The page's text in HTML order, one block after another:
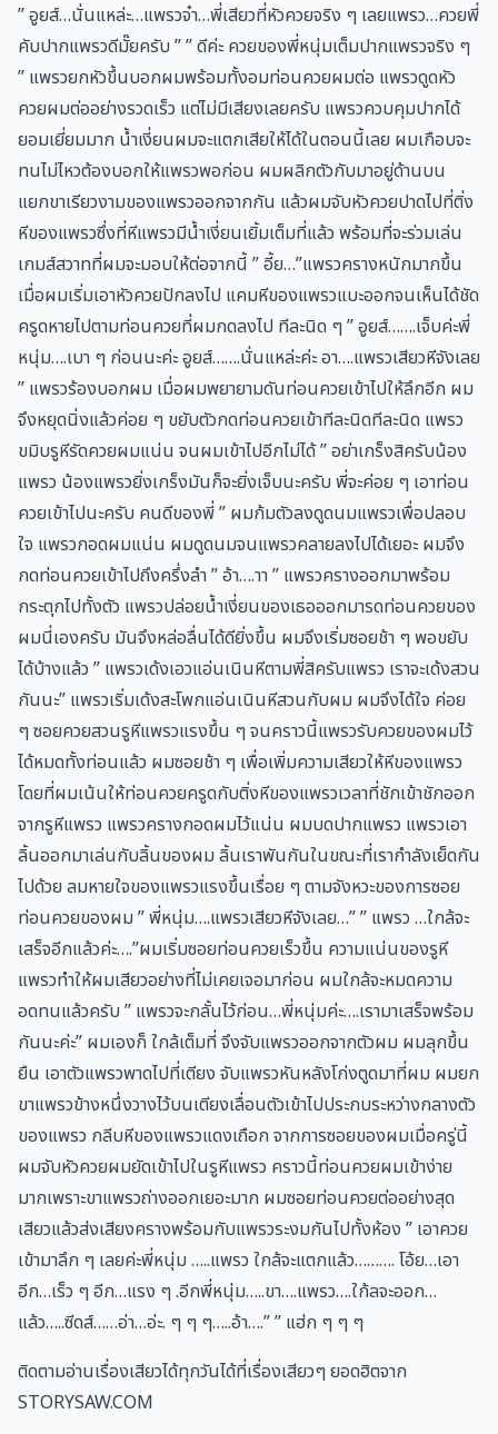
” อูยส์…นั่นแหล่ะ…แพรวจ๋า…พี่เสียวที่หัวควยจริง ๆ เลยแพรว…ควยพี่
คับปากแพรวดีมั๊ยครับ ” ” ดีค่ะ ควยของพี่หนุ่มเต็มปากแพรวจริง ๆ
” แพรวยกหัวขึ้นบอกผมพร้อมทั้งอมท่อนควยผมต่อ แพรวดูดหัว
ควยผมต่ออย่างรวดเร็ว แต่ไม่มีเสียงเลยครับ แพรวควบคุมปากได้
ยอมเยี่ยมมาก น้ำเงี่ยนผมจะแตกเสียให้ได้ในตอนนี้เลย ผมเกือบจะ
ทนไม่ไหวต้องบอกให้แพรวพอก่อน ผมผลิกตัวกับมาอยู่ด้านบน
แยกขาเรียวงามของแพรวออกจากกัน แล้วผมจับหัวควยปาดไปที่ติ่ง
หีของแพรวซึ่งที่หีแพรวมีน้ำเงี่ยนเยิ้มเต็มที่แล้ว พร้อมที่จะร่วมเล่น
เกมส์สวาทที่ผมจะมอบให้ต่อจากนี้ ” อี้ย…”แพรวครางหนักมากขึ้น
เมื่อผมเริ่มเอาหัวควยปักลงไป แคมหีของแพรวแบะออกจนเห็นได้ชัด
ครูดหายไปตามท่อนควยที่ผมกดลงไป ทีละนิด ๆ ” อูยส์…….เจ็บค่ะพี่
หนุ่ม….เบา ๆ ก่อนนะค่ะ อูยส์…….นั่นแหล่ะค่ะ อา….แพรวเสียวหีจังเลย
” แพรวร้องบอกผม เมื่อผมพยายามดันท่อนควยเข้าไปให้ลึกอีก ผม
จึงหยุดนิ่งแล้วค่อย ๆ ขยับตัวกดท่อนควยเข้าทีละนิดทีละนิด แพรว
ขมิบรูหีรัดควยผมแน่น จนผมเข้าไปอีกไม่ได้ ” อย่าเกร็งสิครับน้อง
แพรว น้องแพรวยิ่งเกร็งมันก็จะยิ่งเจ็บนะครับ พี่จะค่อย ๆ เอาท่อน
ควยเข้าไปนะครับ คนดีของพี่ ” ผมก้มตัวลงดูดนมแพรวเพื่อปลอบ
ใจ แพรวกอดผมแน่น ผมดูดนมจนแพรวคลายลงไปได้เยอะ ผมจึง
กดท่อนควยเข้าไปถึงครึ่งลำ ” อ้า….าา ” แพรวครางออกมาพร้อม
กระตุกไปทั้งตัว แพรวปล่อยน้ำเงี่ยนของเธอออกมารดท่อนควยของ
ผมนี่เองครับ มันจึงหล่อลื่นได้ดียิ่งขึ้น ผมจึงเริ่มซอยช้า ๆ พอขยับ
ได้บ้างแล้ว ” แพรวเด้งเอวแอ่นเนินหีตามพี่สิครับแพรว เราจะเด้งสวน
กันนะ” แพรวเริ่มเด้งสะโพกแอ่นเนินหีสวนกับผม ผมจึงได้ใจ ค่อย
ๆ ซอยควยสวนรูหีแพรวแรงขึ้น ๆ จนคราวนี้แพรวรับควยของผมไว้
ได้หมดทั้งท่อนแล้ว ผมซอยช้า ๆ เพื่อเพิ่มความเสียวให้หีของแพรว
โดยที่ผมเน้นให้ท่อนควยครูดกับติ่งหีของแพรวเวลาที่ชักเข้าชักออก
จากรูหีแพรว แพรวครางกอดผมไว้แน่น ผมบดปากแพรว แพรวเอา
ลิ้นออกมาเล่นกับลิ้นของผม ลิ้นเราพันกันในขณะที่เรากำลังเย็ดกัน
ไปด้วย ลมหายใจของแพรวแรงขึ้นเรื่อย ๆ ตามจังหวะของการซอย
ท่อนควยของผม ” พี่หนุ่ม….แพรวเสียวหีจังเลย…” ” แพรว …ใกล้จะ
เสร็จอีกแล้วค่ะ….”ผมเริ่มซอยท่อนควยเร็วขึ้น ความแน่นของรูหี
แพรวทำให้ผมเสียวอย่างที่ไม่เคยเจอมาก่อน ผมใกล้จะหมดความ
อดทนแล้วครับ ” แพรวจะกลั้นไว้ก่อน…พี่หนุ่มค่ะ….เรามาเสร็จพร้อม
กันนะค่ะ” ผมเองก็ ใกล้เต็มที่ จึงจับแพรวออกจากตัวผม ผมลุกขึ้น
ยืน เอาตัวแพรวพาดไปที่เตียง จับแพรวหันหลังโก่งตูดมาที่ผม ผมยก
ขาแพรวข้างหนึ่งวางไว้บนเตียงเลื่อนตัวเข้าไปประกบระหว่างกลางตัว
ของแพรว กลีบหีของแพรวแดงเถือก จากการซอยของผมเมื่อครู่นี้
ผมจับหัวควยผมยัดเข้าไปในรูหีแพรว คราวนี้ท่อนควยผมเข้าง่าย
มากเพราะขาแพรวถ่างออกเยอะมาก ผมซอยท่อนควยต่ออย่างสุด
เสียวแล้วส่งเสียงครางพร้อมกับแพรวระงมกันไปทั้งห้อง ” เอาควย
เข้ามาลึก ๆ เลยค่ะพี่หนุ่ม …..แพรว ใกล้จะแตกแล้ว………. โอ้ย…เอา
อีก…เร็ว ๆ อีก…แรง ๆ .อีกพี่หนุ่ม…..ขา….แพรว….ใก้ลจะออก…
แล้ว…..ซีดส์……อ่า…อ่ะ. ๆ ๆ ๆ…..อ้า….” ” แฮ่ก ๆ ๆ ๆ
ติดตามอ่านเรื่องเสียวได้ทุกวันได้ที่เรื่องเสียวๆ ยอดฮิตจาก
STORYSAW.COM